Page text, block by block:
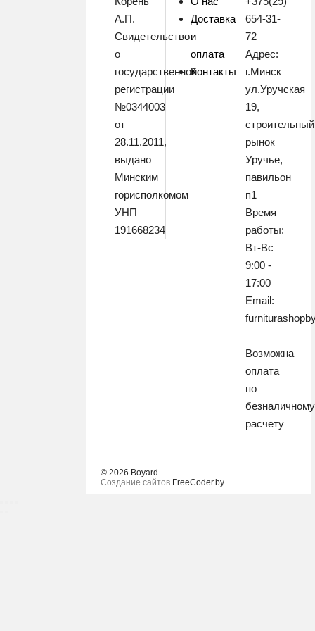
А.П.
Свидетельство
о
государственной
регистрации
№0344003
от
28.11.2011,
выдано
Минским
горисполкомом
УНП
191668234
Доставка
и
оплата
Контакты
654-31-
72
Адрес:
г.Минск
ул.Уручская
19,
строительный
рынок
Уручье,
павильон
п1
Время
работы:
Вт-Вс
9:00 -
17:00
Email:
Возможна
оплата
по
безналичному
расчету
© 2026 Boyard
Создание сайтов FreeCoder.by